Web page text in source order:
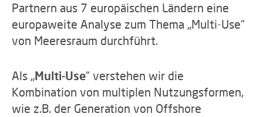
Partnern aus 7 europäischen Ländern eine
europaweite Analyse zum Thema „Multi-Use“
von Meeresraum durchführt.
Als „Multi-Use“ verstehen wir die
Kombination von multiplen Nutzungsformen,
wie z.B. der Generation von Offshore